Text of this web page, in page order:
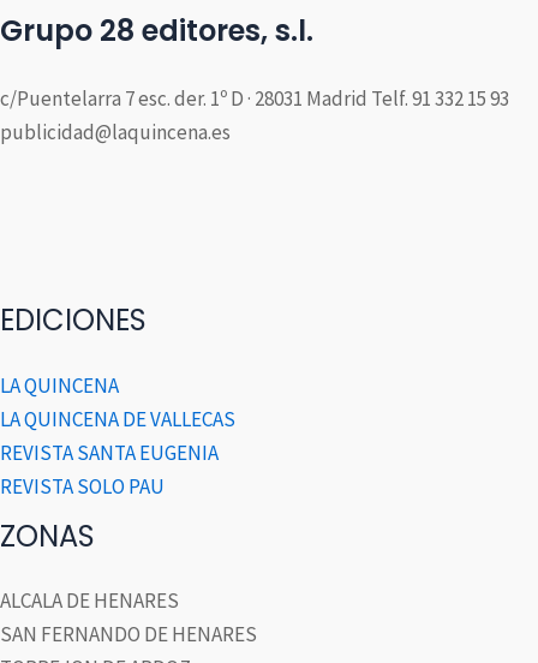
Grupo 28 editores, s.l.
c/Puentelarra 7 esc. der. 1º D · 28031 Madrid Telf. 91 332 15 93
publicidad@laquincena.es
EDICIONES
LA QUINCENA
LA QUINCENA DE VALLECAS
REVISTA SANTA EUGENIA
REVISTA SOLO PAU
ZONAS
ALCALA DE HENARES
SAN FERNANDO DE HENARES